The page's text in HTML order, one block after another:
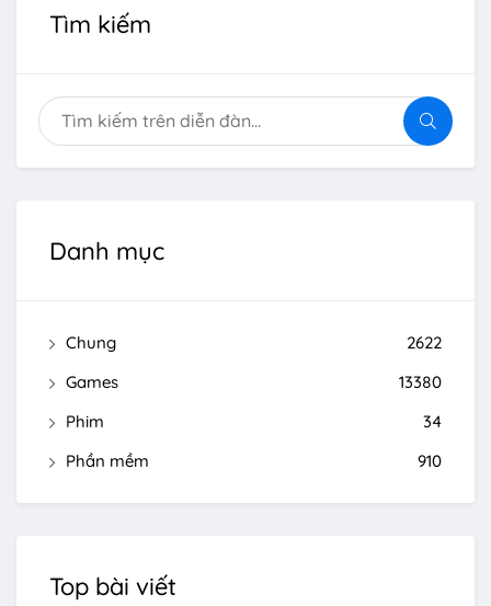
Tìm kiếm
Danh mục
Chung
2622
Games
13380
Phim
34
Phần mềm
910
Top bài viết